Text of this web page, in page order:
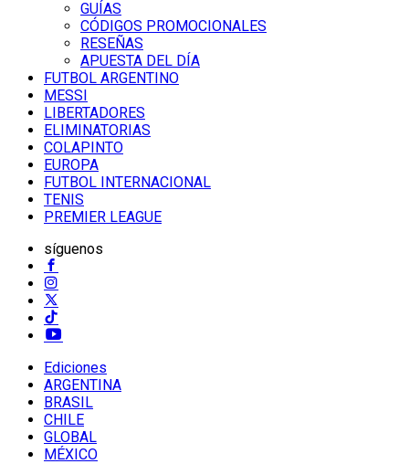
GUÍAS
CÓDIGOS PROMOCIONALES
RESEÑAS
APUESTA DEL DÍA
FUTBOL ARGENTINO
MESSI
LIBERTADORES
ELIMINATORIAS
COLAPINTO
EUROPA
FUTBOL INTERNACIONAL
TENIS
PREMIER LEAGUE
síguenos
Ediciones
ARGENTINA
BRASIL
CHILE
GLOBAL
MÉXICO